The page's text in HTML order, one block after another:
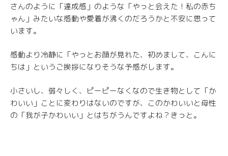
さんのように「達成感」のような「やっと会えた！私の赤ち
ゃん」みたいな感動や愛着が沸くのだろうかと不安に思って
います。
感動より冷静に「やっとお顔が見れた、初めまして、こんに
ちは」というご挨拶になりそうな予感がします。
小さいし、弱々しく、ピーピーなくなので生き物として「か
わいい」ことに変わりはないのですが、このかわいいと母性
の「我が子かわいい」とはちがうんですよね？きっと。